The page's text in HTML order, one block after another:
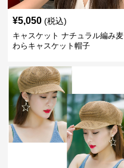
¥5,050 (税込)
キャスケット ナチュラル編み麦
わらキャスケット帽子